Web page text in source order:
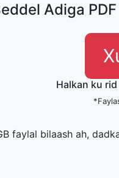
Adiga
Halkan ku
faylal bilaash ah,